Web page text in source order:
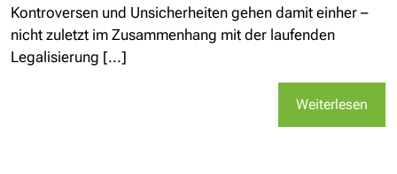
Kontroversen und Unsicherheiten gehen damit einher –
nicht zuletzt im Zusammenhang mit der laufenden
Legalisierung [...]
Weiterlesen